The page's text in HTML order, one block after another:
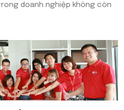
doanh nghiệp không còn